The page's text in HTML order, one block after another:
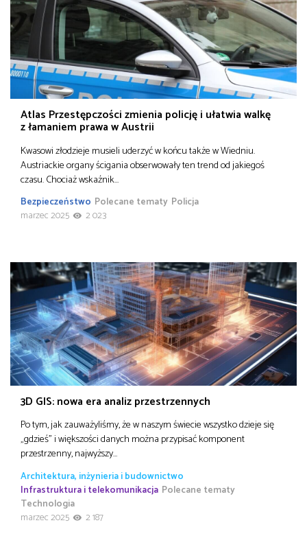
Atlas Przestępczości zmienia policję i ułatwia walkę
z łamaniem prawa w Austrii
Kwasowi złodzieje musieli uderzyć w końcu także w Wiedniu.
Austriackie organy ścigania obserwowały ten trend od jakiegoś
czasu. Chociaż wskaźnik…
Bezpieczeństwo Polecane tematy Policja
marzec 2025
2 023
3D GIS: nowa era analiz przestrzennych
Po tym, jak zauważyliśmy, że w naszym świecie wszystko dzieje się
„gdzieś” i większości danych można przypisać komponent
przestrzenny, najwyższy…
Architektura, inżynieria i budownictwo
Infrastruktura i telekomunikacja Polecane tematy
Technologia
marzec 2025
2 187